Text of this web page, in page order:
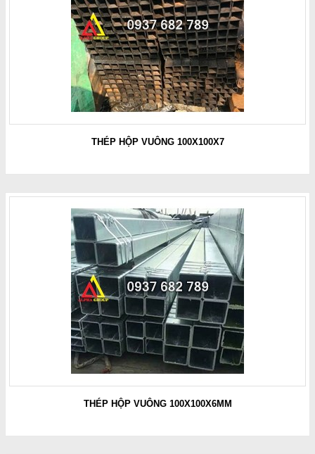
THÉP HỘP VUÔNG 100X100X7
THÉP HỘP VUÔNG 100X100X6MM